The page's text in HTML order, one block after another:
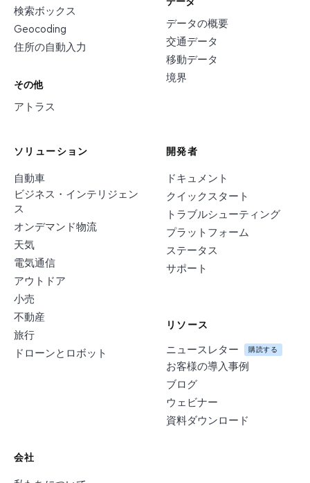
検索ボックス
Geocoding
住所の自動入力
その他
アトラス
データの概要
交通データ
移動データ
境界
ソリューション
自動車
ビジネス・インテリジェン
ス
オンデマンド物流
天気
電気通信
アウトドア
小売
不動産
旅行
ドローンとロボット
開発者
ドキュメント
クイックスタート
トラブルシューティング
プラットフォーム
ステータス
サポート
リソース
ニュースレター 購読する
お客様の導入事例
ブログ
ウェビナー
資料ダウンロード
会社